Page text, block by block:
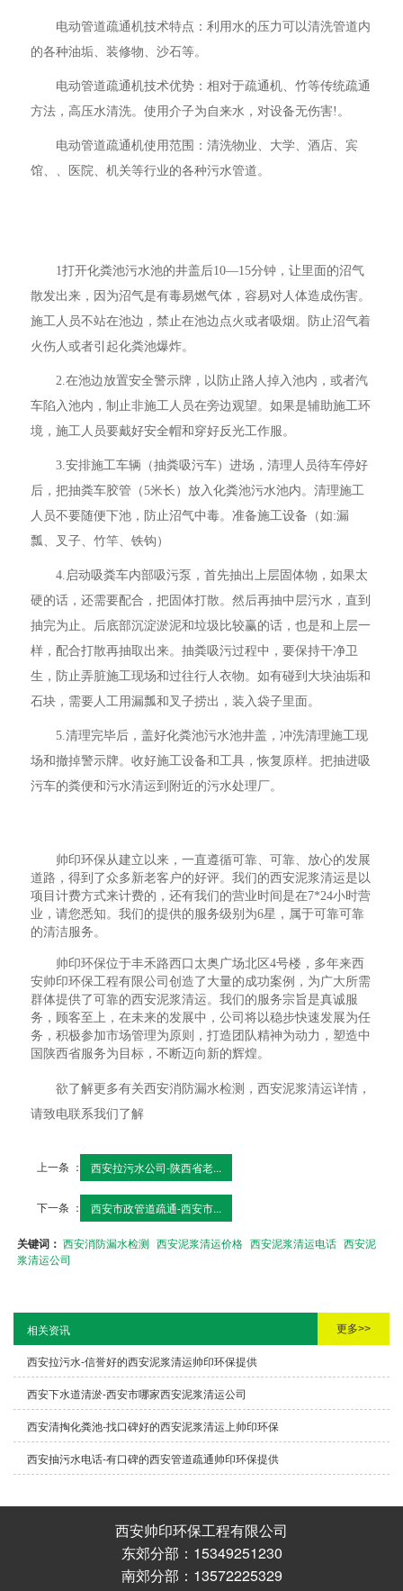
电动管道疏通机技术特点：利用水的压力可以清洗管道内
的各种油垢、装修物、沙石等。
电动管道疏通机技术优势：相对于疏通机、竹等传统疏通
方法，高压水清洗。使用介子为自来水，对设备无伤害!。
电动管道疏通机使用范围：清洗物业、大学、酒店、宾
馆、、医院、机关等行业的各种污水管道。
1打开化粪池污水池的井盖后10—15分钟，让里面的沼气
散发出来，因为沼气是有毒易燃气体，容易对人体造成伤害。
施工人员不站在池边，禁止在池边点火或者吸烟。防止沼气着
火伤人或者引起化粪池爆炸。
2.在池边放置安全警示牌，以防止路人掉入池内，或者汽
车陷入池内，制止非施工人员在旁边观望。如果是辅助施工环
境，施工人员要戴好安全帽和穿好反光工作服。
3.安排施工车辆（抽粪吸污车）进场，清理人员待车停好
后，把抽粪车胶管（5米长）放入化粪池污水池内。清理施工
人员不要随便下池，防止沼气中毒。准备施工设备（如:漏
瓢、叉子、竹竿、铁钩）
4.启动吸粪车内部吸污泵，首先抽出上层固体物，如果太
硬的话，还需要配合，把固体打散。然后再抽中层污水，直到
抽完为止。后底部沉淀淤泥和垃圾比较赢的话，也是和上层一
样，配合打散再抽取出来。抽粪吸污过程中，要保持干净卫
生，防止弄脏施工现场和过往行人衣物。如有碰到大块油垢和
石块，需要人工用漏瓢和叉子捞出，装入袋子里面。
5.清理完毕后，盖好化粪池污水池井盖，冲洗清理施工现
场和撤掉警示牌。收好施工设备和工具，恢复原样。把抽进吸
污车的粪便和污水清运到附近的污水处理厂。
帅印环保从建立以来，一直遵循可靠、可靠、放心的发展
道路，得到了众多新老客户的好评。我们的西安泥浆清运是以
项目计费方式来计费的，还有我们的营业时间是在7*24小时营
业，请您悉知。我们的提供的服务级别为6星，属于可靠可靠
的清洁服务。
帅印环保位于丰禾路西口太奥广场北区4号楼，多年来西
安帅印环保工程有限公司创造了大量的成功案例，为广大所需
群体提供了可靠的西安泥浆清运。我们的服务宗旨是真诚服
务，顾客至上，在未来的发展中，公司将以稳步快速发展为任
务，积极参加市场管理为原则，打造团队精神为动力，塑造中
国陕西省服务为目标，不断迈向新的辉煌。
欲了解更多有关西安消防漏水检测，西安泥浆清运详情，
请致电联系我们了解
上一条 ： 西安拉污水公司-陕西省老...
下一条 ： 西安市政管道疏通-西安市...
关键词：西安消防漏水检测 西安泥浆清运价格 西安泥浆清运电话 西安泥
浆清运公司
相关资讯 更多>>
西安拉污水-信誉好的西安泥浆清运帅印环保提供
西安下水道清淤-西安市哪家西安泥浆清运公司
西安清掏化粪池-找口碑好的西安泥浆清运上帅印环保
西安抽污水电话-有口碑的西安管道疏通帅印环保提供
西安帅印环保工程有限公司
东郊分部：15349251230
南郊分部：13572225329